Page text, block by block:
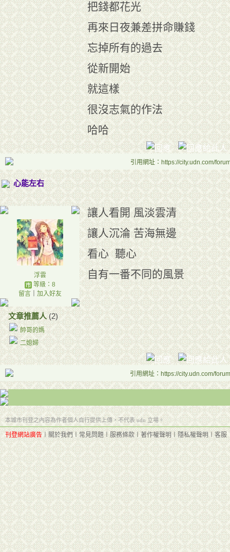
把錢都花光
再來日夜兼差拼命賺錢
忘掉所有的過去
從新開始
就這樣
很沒志氣的作法
哈哈
引用網址：https://city.udn.com/
心能左右
浮雲
等級：8
留言｜ 加入好友
文章推薦人(2)
帥哥的媽
二媳婦
讓人看開 風淡雲清
讓人沉淪 苦海無邊
看心 聽心
自有一番不同的風景
引用網址：https://city.udn.com/
本城市刊登之內容為作者個人自行提供上傳，不代表 udn 立場。
刊登網站廣告︱關於我們︱常見問題︱服務條款︱著作權聲明︱隱私權聲明︱客服